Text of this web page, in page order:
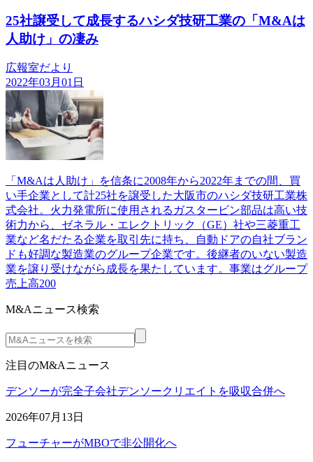
25社譲受して成長するハシダ技研工業の「M&Aは
人助け」の凄み
広報室だより
2022年03月01日
「M&Aは人助け」を信条に2008年から2022年までの間、買
い手企業として計25社を譲受した大阪市のハシダ技研工業株
式会社。火力発電所に使用されるガスタービン部品は高い技
術力から、ゼネラル・エレクトリック（GE）社や三菱重工
業など名だたる企業を取引先に持ち、自動ドアの自社ブラン
ドも好調な製造業のグループ企業です。後継者のいない製造
業を譲り受けながら成長を果たしています。事業はグループ
売上高200
M&Aニュース検索
注目のM&Aニュース
デンソーが完全子会社デンソークリエイトを吸収合併へ
2026年07月13日
フューチャーがMBOで非公開化へ